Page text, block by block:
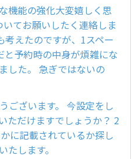
機能の強化大変嬉しく思
てお願いしたく連絡しま
えたのですが、1スペー
予約時の中身が煩雑にな
した。 急ぎではないの
ございます。 今設定をし
ただけますでしょうか？ 2
に記載されているか探し
します。